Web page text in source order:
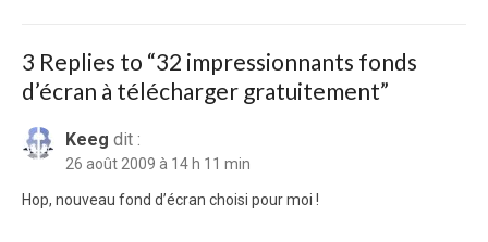
3 Replies to “32 impressionnants fonds
d’écran à télécharger gratuitement”
Keeg dit :
26 août 2009 à 14 h 11 min
Hop, nouveau fond d’écran choisi pour moi !